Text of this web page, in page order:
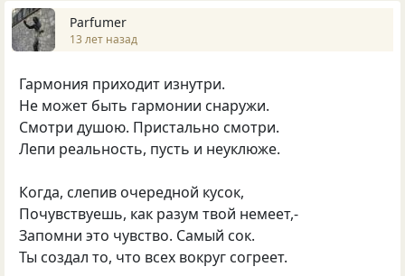
Parfumer
13 лет назад
Гармония приходит изнутри.
Не может быть гармонии снаружи.
Смотри душою. Пристально смотри.
Лепи реальность, пусть и неуклюже.
Когда, слепив очередной кусок,
Почувствуешь, как разум твой немеет,-
Запомни это чувство. Самый сок.
Ты создал то, что всех вокруг согреет.